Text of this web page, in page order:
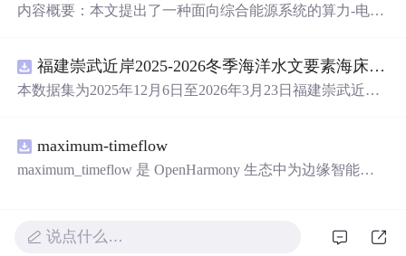
内容概要：本文提出了一种面向综合能源系统的算力-电
与算力资源的协同优化问题，通过构建精细化的数学模
型，实现能源供给、负荷需求与计算任务的全局联合调
响应机制等关键技术，并融合粒子群算法（PSO）、灰狼
优化器（GWO）等多种智能优化算法进行高效求解。文档
不仅提供了核心算法实现，还整合了大量相关科研主题与
化算法基础，正在从事科研工作1-3年的研究生或研发人
福建崇武近岸2025-2026冬季海洋水文要素海床基观测数据集.zip
本数据集为2025年12月6日至2026年3月23日福建崇武近岸
水温等海洋水文要素的同步观测数据以及质控文件，质控
文件记录观测要素数据对应的质量标志，包括通过（pas
maximum-timeflow
maximum_timeflow 是 OpenHarmony 生态中为边缘智能打
eOS-M 轻量设备与功能完整的 Linux 系统.
说点什么…